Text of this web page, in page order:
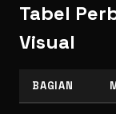
Tabel
Visual
BAGIAN